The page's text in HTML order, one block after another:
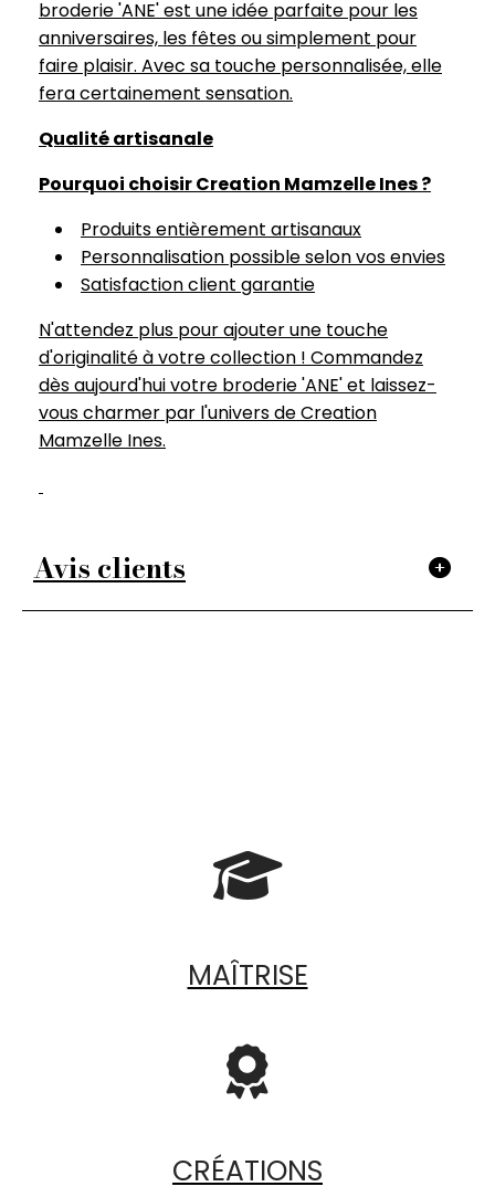
broderie 'ANE' est une idée parfaite pour les
anniversaires, les fêtes ou simplement pour
faire plaisir. Avec sa touche personnalisée, elle
fera certainement sensation.
Qualité artisanale
Pourquoi choisir Creation Mamzelle Ines ?
Produits entièrement artisanaux
Personnalisation possible selon vos envies
Satisfaction client garantie
N'attendez plus pour ajouter une touche
d'originalité à votre collection ! Commandez
dès aujourd'hui votre broderie 'ANE' et laissez-
vous charmer par l'univers de Creation
Mamzelle Ines.
Avis clients

MAÎTRISE

CRÉATIONS